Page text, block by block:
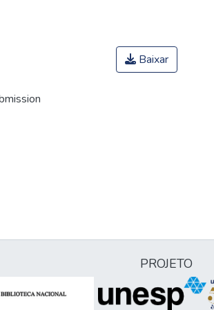
Baixar
PROJETO